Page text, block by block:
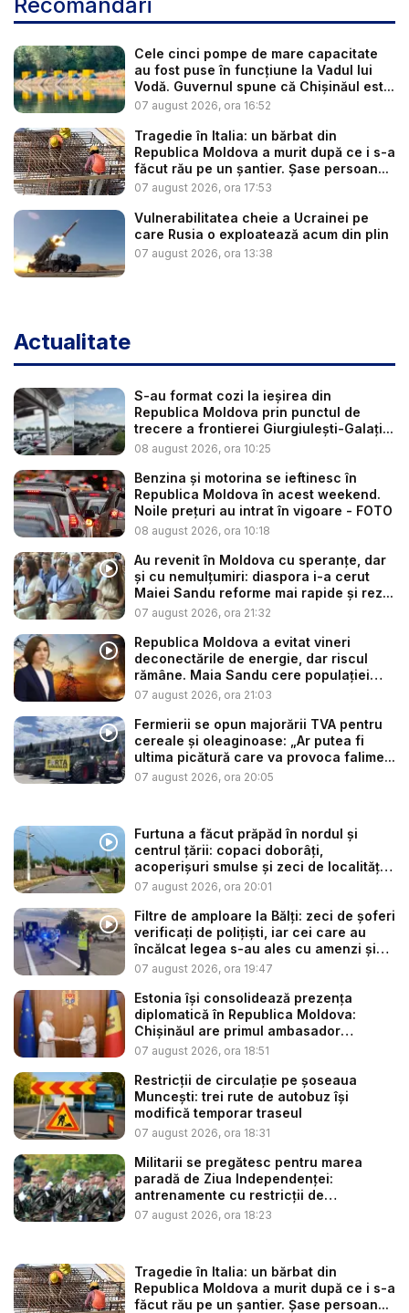
Cele cinci pompe de mare capacitate
au fost puse în funcțiune la Vadul lui
Vodă. Guvernul spune că Chișinăul est...
07 august 2026, ora 16:52
Tragedie în Italia: un bărbat din
Republica Moldova a murit după ce i s-a
făcut rău pe un șantier. Șase persoan...
07 august 2026, ora 17:53
Vulnerabilitatea cheie a Ucrainei pe
care Rusia o exploatează acum din plin
07 august 2026, ora 13:38
Actualitate
S-au format cozi la ieșirea din
Republica Moldova prin punctul de
trecere a frontierei Giurgiulești-Galați...
08 august 2026, ora 10:25
Benzina și motorina se ieftinesc în
Republica Moldova în acest weekend.
Noile prețuri au intrat în vigoare - FOTO
08 august 2026, ora 10:18
Au revenit în Moldova cu speranțe, dar
și cu nemulțumiri: diaspora i-a cerut
Maiei Sandu reforme mai rapide și rez...
07 august 2026, ora 21:32
Republica Moldova a evitat vineri
deconectările de energie, dar riscul
rămâne. Maia Sandu cere populației
să...
07 august 2026, ora 21:03
Fermierii se opun majorării TVA pentru
cereale și oleaginoase: „Ar putea fi
ultima picătură care va provoca falime...
07 august 2026, ora 20:05
Furtuna a făcut prăpăd în nordul și
centrul țării: copaci doborâți,
acoperișuri smulse și zeci de localități
...
07 august 2026, ora 20:01
Filtre de amploare la Bălți: zeci de șoferi
verificați de polițiști, iar cei care au
încălcat legea s-au ales cu amenzi și
s...
07 august 2026, ora 19:47
Estonia își consolidează prezența
diplomatică în Republica Moldova:
Chișinăul are primul ambasador
estonia...
07 august 2026, ora 18:51
Restricții de circulație pe șoseaua
Muncești: trei rute de autobuz își
modifică temporar traseul
07 august 2026, ora 18:31
Militarii se pregătesc pentru marea
paradă de Ziua Independenței:
antrenamente cu restricții de
circulație...
07 august 2026, ora 18:23
Tragedie în Italia: un bărbat din
Republica Moldova a murit după ce i s-a
făcut rău pe un șantier. Șase persoan...